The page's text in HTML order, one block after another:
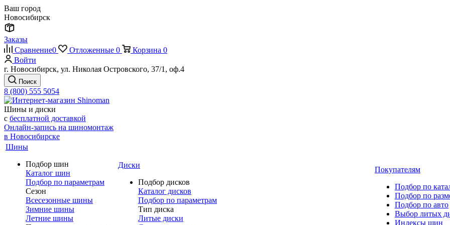
Ваш город
Новосибирск
Заказы
Сравнение0 Отложенные 0 Корзина 0
Войти
г. Новосибирск, ул. Николая Островского, 37/1, оф.4
Поиск
8 (800) 555 5054
Шины и диски
с бесплатной доставкой
Онлайн-запись на шиномонтаж
в Новосибирске
Шины
Подбор шин
Каталог шин
Подбор по параметрам
Сезон
Всесезонные шины
Зимние шины
Летние шины
Диски
Подбор дисков
Каталог дисков
Подбор по параметрам
Тип диска
Литые диски
Покупателям
Подбор по
Подбор по
Подбор по авто
Выбор литых
Индексы шин